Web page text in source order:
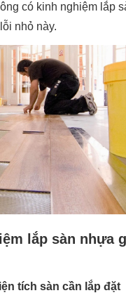
có kinh nghiệm lắp
nhỏ này.
lắp sàn nhựa
tích sàn cần lắp đặt